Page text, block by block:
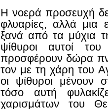
Η νοερά προσευχή
φλυαρίες, αλλά μια
ξανά από τα μύχια
ψίθυροι αυτοί
προσφέρουν δώρα
τον με τη χάρη του
οι ψίθυροι μένουν
τόσο αυτή
χαρισμάτων του